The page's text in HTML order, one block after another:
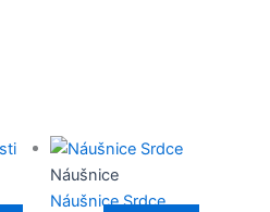
Náušnice
Náušnice Srdce